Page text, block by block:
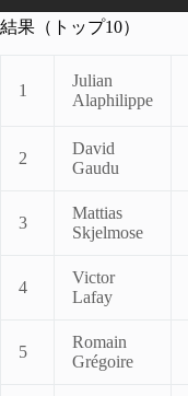
結果（トップ10）
1
Julian
Alaphilippe
2
David
Gaudu
3
Mattias
Skjelmose
4
Victor
Lafay
5
Romain
Grégoire